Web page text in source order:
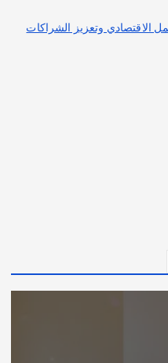
الاقتصادي وتعزيز الشراكات